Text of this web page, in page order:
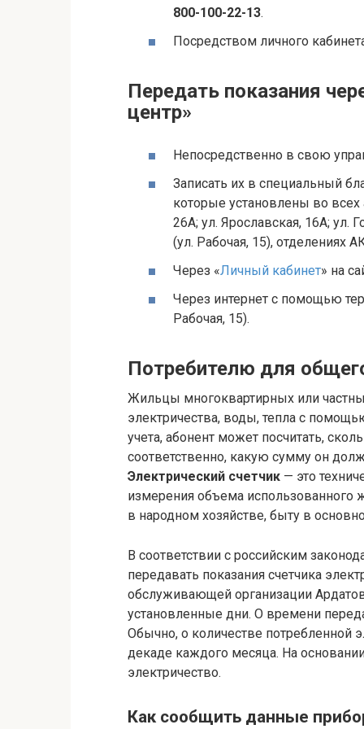
800-100-22-13.
Посредством личного
Передать показания
центр»
Непосредственно в свою
Записать их в специальный
которые установлены во
26А; ул. Ярославская, 16А; ул.
(ул. Рабочая, 15), отделениях
Через «Личный кабинет» на
Через интернет с помощью
Рабочая, 15).
Потребителю для
Жильцы многоквартирных или
электричества, воды, тепла с
учета, абонент может посчитать,
соответственно, какую сумму он
Электрический счетчик — это
измерения объема использованного
в народном хозяйстве, быту в
В соответствии с российским
передавать показания счетчика
обслуживающей организации
установленные дни. О времени
Обычно, о количестве потребленной
декаде каждого месяца. На
электричество.
Как сообщить данные